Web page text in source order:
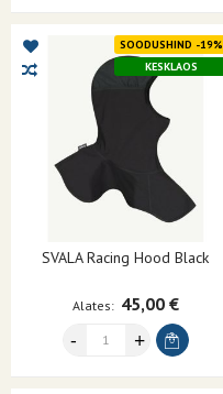
SOODUSHIND -19%
KESKLAOS
SVALA Racing Hood Black
Alates 45,00 €